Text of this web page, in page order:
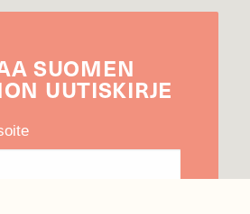
SUOMEN
UUTIS­KIRJE